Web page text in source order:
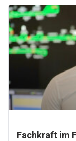
Fachkraft im